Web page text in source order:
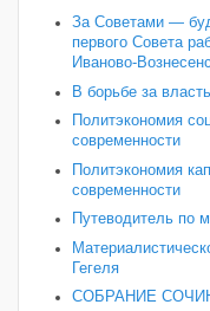
За Советами —
первого Совета
В борьбе за
Политэкономия
современности
Политэкономия
современности
Путеводитель по
Гегеля
СОБРАНИЕ